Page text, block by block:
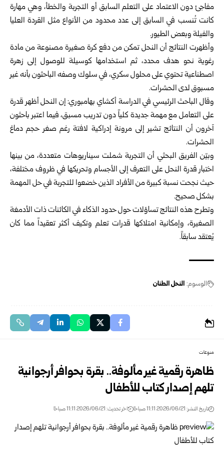
مفاجئ دون الاعتماد على التعلم السابق أو التجربة والخطأ، وهي مهارة
كانت تُنسب في السابق إلى عدد محدود من الأنواع مثل القردة العليا
والفيلة وبعض الطيور.
وأظهرت النتائج أن النحل تمكن من دفع كرة صغيرة مصنوعة من مادة
رغوية نحو هدف محدد، ثم استخدامها كوسيلة للوصول إلى زهرة
اصطناعية تحتوي على محلول سكري، في سلوك وصفه الباحثون بأنه غير
مسبوق لدى الحشرات.
وقال الباحث الرئيسي في الدراسة أكشاي بهامبوري: إن النحل أظهر قدرة
على التعامل مع مهمة جديدة كلياً دون تدريب مسبق، فيما اعتبر باحثون
آخرون أن النتائج تشير إلى مرونة إدراكية لافتة رغم صغر حجم دماغ
الحشرات.
وبيّن الفريق البحثي أن التجربة شملت سيناريوهات متعددة، من بينها
اختبار قدرة النحل على التعرف إلى الأجسام وتحريكها في ظروف مختلفة،
حيث نجحت نسبة كبيرة من الأفراد الذين خضعوا للتجربة في حل المهمة
بشكل صحيح.
وتطرح هذه النتائج تساؤلات حول حدود الذكاء في الكائنات ذات الأدمغة
الصغيرة، وإمكانية امتلاكها قدرات تعلم وتكيف أكثر تعقيداً مما كان
يُعتقد سابقاً.
الوسوم: النحل الطنان
منوعات
ظاهرة رقمية غير مألوفة.. بقرة بحوافر أرجوانية
تلهم إصدار كتاب للأطفال
تاريخ النشر: 2026/06/21 11:11 صباحًا اخر تحديث: 2026/06/21 11:11 صباحًا